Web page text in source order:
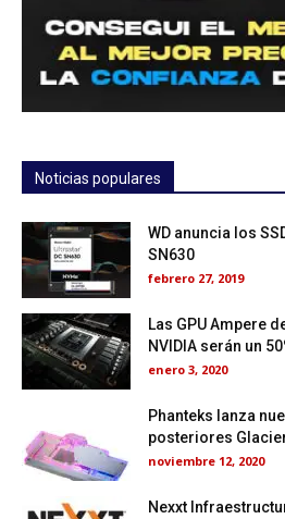
Noticias populares
WD anuncia los
SN630
febrero 27, 2019
Las GPU Ampere
NVIDIA serán un
enero 3, 2020
Phanteks lanza
posteriores
noviembre 12, 2020
Nexxt